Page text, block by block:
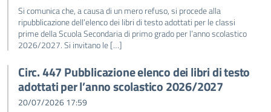
Si comunica che, a causa di un mero refuso, si procede alla
ripubblicazione dell’elenco dei libri di testo adottati per le classi
prime della Scuola Secondaria di primo grado per l’anno scolastico
2026/2027. Si invitano le […]
Circ. 447 Pubblicazione elenco dei libri di testo
adottati per l’anno scolastico 2026/2027
20/07/2026 17:59